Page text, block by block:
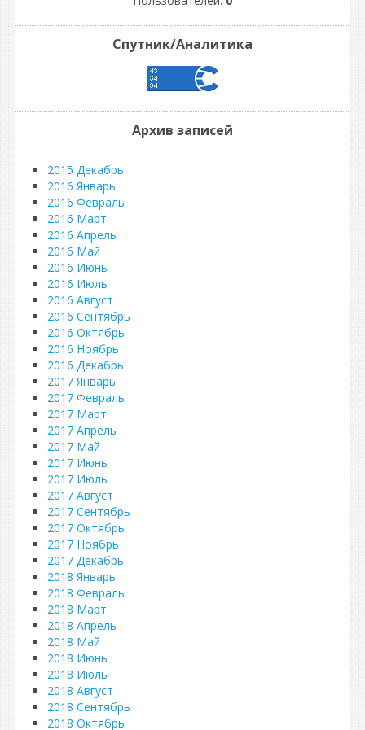
Спутник/Аналитика
Архив записей
2015 Декабрь
2016 Январь
2016 Февраль
2016 Март
2016 Апрель
2016 Май
2016 Июнь
2016 Июль
2016 Август
2016 Сентябрь
2016 Октябрь
2016 Ноябрь
2016 Декабрь
2017 Январь
2017 Февраль
2017 Март
2017 Апрель
2017 Май
2017 Июнь
2017 Июль
2017 Август
2017 Сентябрь
2017 Октябрь
2017 Ноябрь
2017 Декабрь
2018 Январь
2018 Февраль
2018 Март
2018 Апрель
2018 Май
2018 Июнь
2018 Июль
2018 Август
2018 Сентябрь
2018 Октябрь